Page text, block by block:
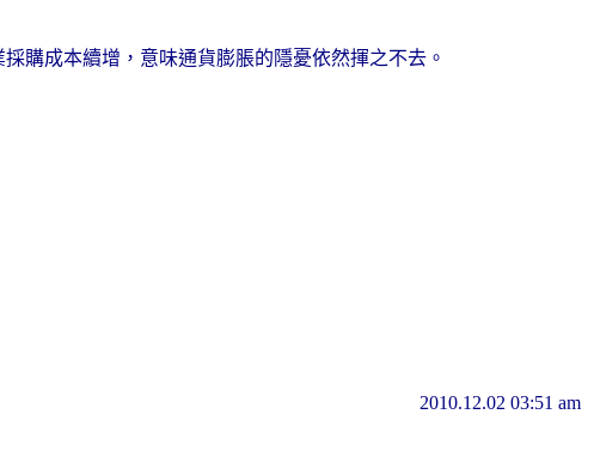
購成本續增，意味通貨膨脹的隱憂依然揮之不去。
2010.12.02 03:51 am